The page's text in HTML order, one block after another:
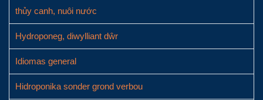
thủy canh, nuôi nước
Hydroponeg, diwylliant dŵr
Idiomas general
Hidroponika sonder grond verbou